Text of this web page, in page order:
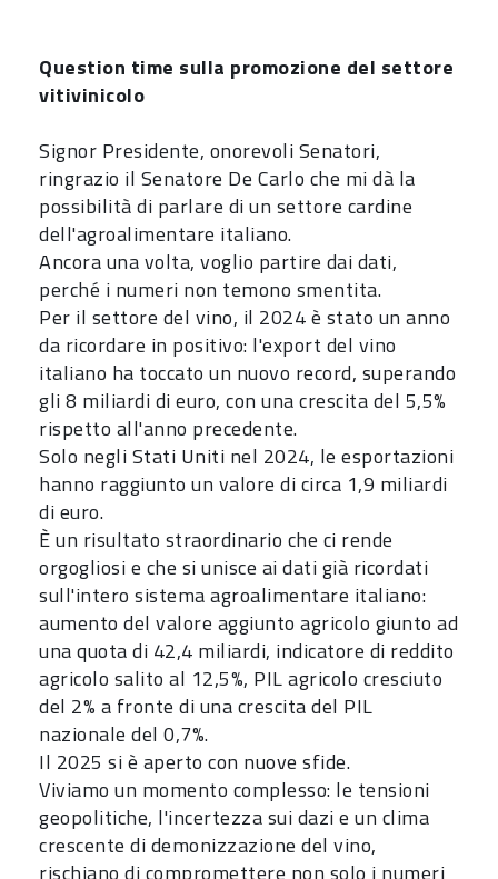
Question time sulla promozione del settore
vitivinicolo
Signor Presidente, onorevoli Senatori,
ringrazio il Senatore De Carlo che mi dà la
possibilità di parlare di un settore cardine
dell'agroalimentare italiano.
Ancora una volta, voglio partire dai dati,
perché i numeri non temono smentita.
Per il settore del vino, il 2024 è stato un anno
da ricordare in positivo: l'export del vino
italiano ha toccato un nuovo record, superando
gli 8 miliardi di euro, con una crescita del 5,5%
rispetto all'anno precedente.
Solo negli Stati Uniti nel 2024, le esportazioni
hanno raggiunto un valore di circa 1,9 miliardi
di euro.
È un risultato straordinario che ci rende
orgogliosi e che si unisce ai dati già ricordati
sull'intero sistema agroalimentare italiano:
aumento del valore aggiunto agricolo giunto ad
una quota di 42,4 miliardi, indicatore di reddito
agricolo salito al 12,5%, PIL agricolo cresciuto
del 2% a fronte di una crescita del PIL
nazionale del 0,7%.
Il 2025 si è aperto con nuove sfide.
Viviamo un momento complesso: le tensioni
geopolitiche, l'incertezza sui dazi e un clima
crescente di demonizzazione del vino,
rischiano di compromettere non solo i numeri